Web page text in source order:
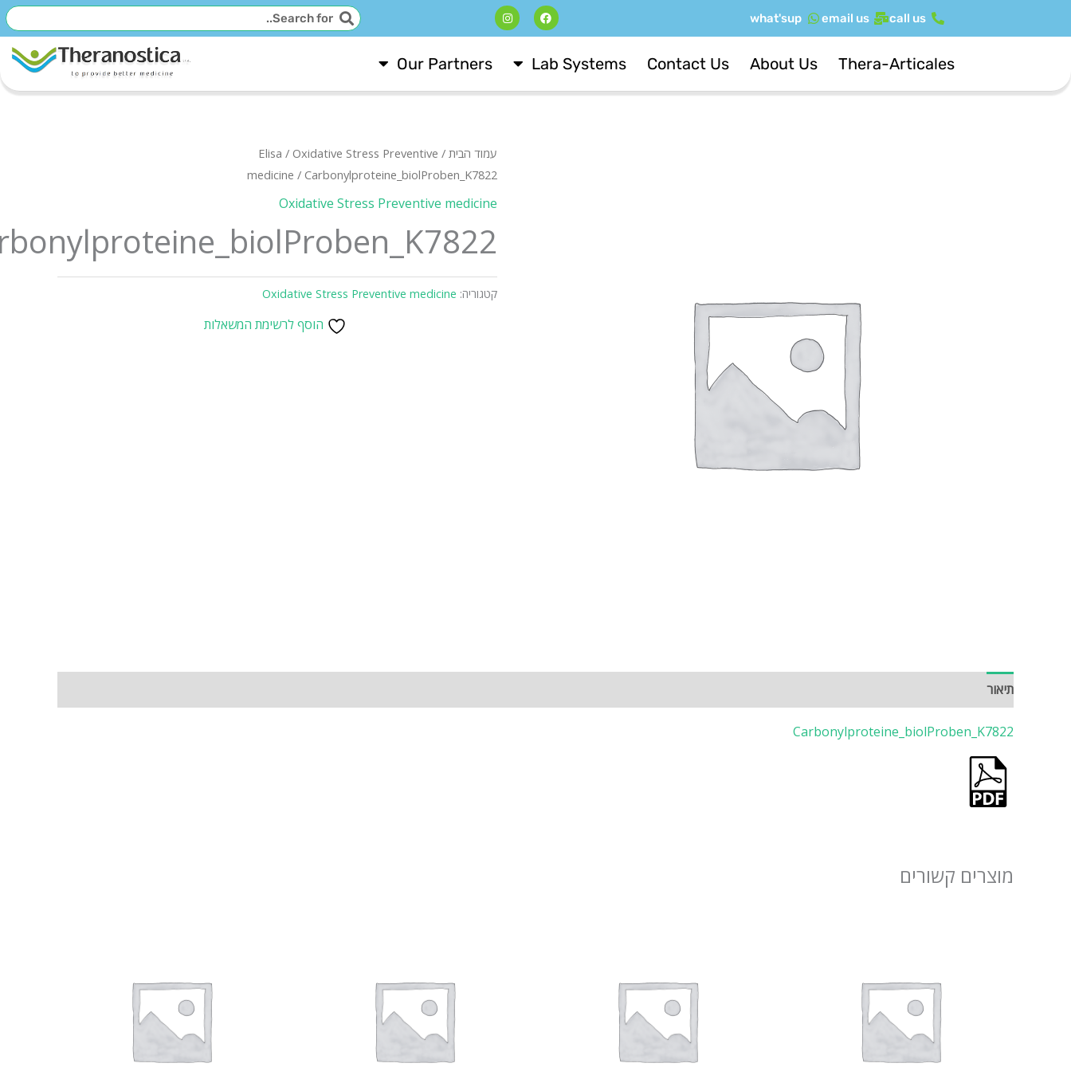
לתוכן
call us
email us
what'sup
F
a
c
o
k
I
n
s
a
m
חיפושחיפוש
Thera-Articales
About Us
Contact Us
Lab Systems
Our Partners
עמוד הבית /
Elisa / Oxidative Stress Preventive
medicine / Carbonylproteine_biolProben_K7822
Oxidative Stress Preventive medicine
קטגוריה: Oxidative Stress Preventive medicine
הוסף לרשימת המשאלות
תיאור
Carbonylproteine_biolProben_K7822
מוצרים קשורים